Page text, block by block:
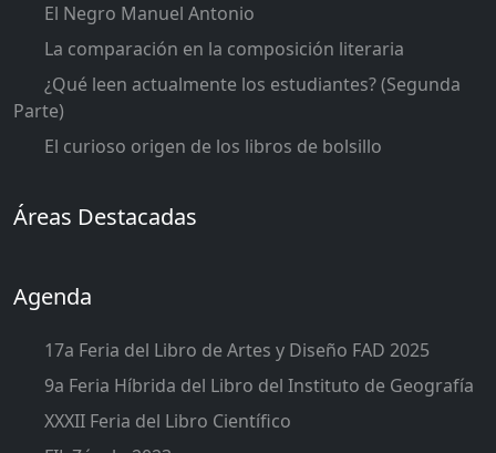
El Negro Manuel Antonio
La comparación en la composición literaria
¿Qué leen actualmente los estudiantes? (Segunda
Parte)
El curioso origen de los libros de bolsillo
Áreas Destacadas
Agenda
17a Feria del Libro de Artes y Diseño FAD 2025
9a Feria Híbrida del Libro del Instituto de Geografía
XXXII Feria del Libro Científico